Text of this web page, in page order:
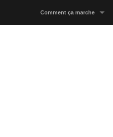
Comment ça marche